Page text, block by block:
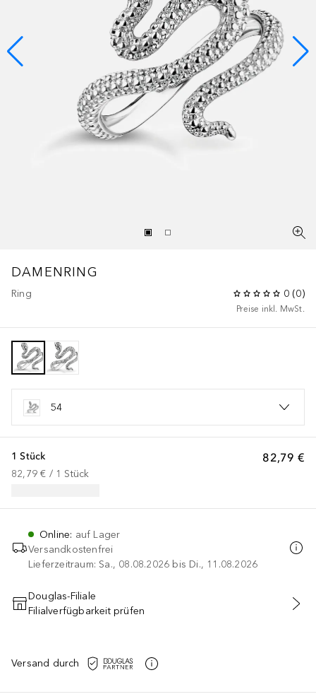
DAMENRING
Ring 0 (0)
Preise inkl. MwSt.
54
82,79 €
1 Stück
82,79 € / 1 Stück
Online: auf Lager
Versandkostenfrei
Lieferzeitraum: Sa., 08.08.2026 bis Di., 11.08.2026
IN DEN WARENKORB
Douglas-Filiale
Filialverfügbarkeit prüfen
Versand durch